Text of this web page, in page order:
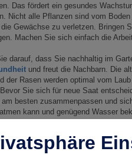
Das fördert ein gesundes
Nicht alle Pflanzen sind vom
Gewächse zu verletzen. Bringen
Machen Sie sich einfach die
darauf, dass Sie nachhaltig im
und freut die Nachbarn. Die
der Rasen werden optimal vom
Sie sich für neue Saat
am besten zusammenpassen und
kann und genügend Wasser